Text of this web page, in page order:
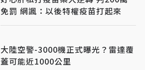
免罰 網諷：以後特權疫苗打起來
大陸空警-3000機正式曝光？雷達覆
蓋可能近1000公里